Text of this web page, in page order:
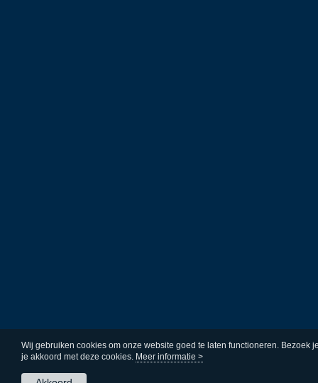
Wij gebruiken cookies om onze website goed te laten functioneren. Bezoek
je akkoord met deze cookies. Meer informatie >